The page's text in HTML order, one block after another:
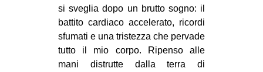
si sveglia dopo un brutto sogno: il
battito cardiaco accelerato, ricordi
sfumati e una tristezza che pervade
tutto il mio corpo. Ripenso alle
mani distrutte dalla terra di